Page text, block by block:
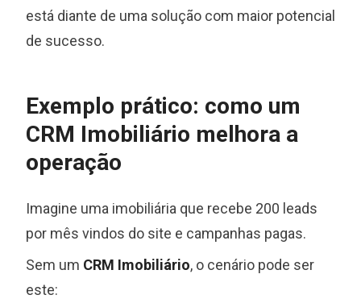
está diante de uma solução com maior potencial
de sucesso.
Exemplo prático: como um
CRM Imobiliário melhora a
operação
Imagine uma imobiliária que recebe 200 leads
por mês vindos do site e campanhas pagas.
Sem um CRM Imobiliário, o cenário pode ser
este: